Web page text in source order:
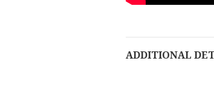
ADDITIONAL